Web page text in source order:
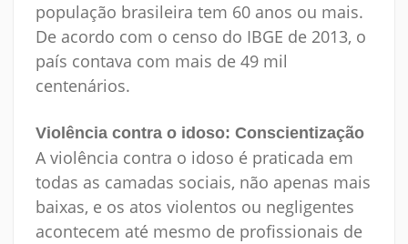
população brasileira tem 60 anos ou mais.
De acordo com o censo do IBGE de 2013, o
país contava com mais de 49 mil
centenários.
Violência contra o idoso: Conscientização
A violência contra o idoso é praticada em
todas as camadas sociais, não apenas mais
baixas, e os atos violentos ou negligentes
acontecem até mesmo de profissionais de